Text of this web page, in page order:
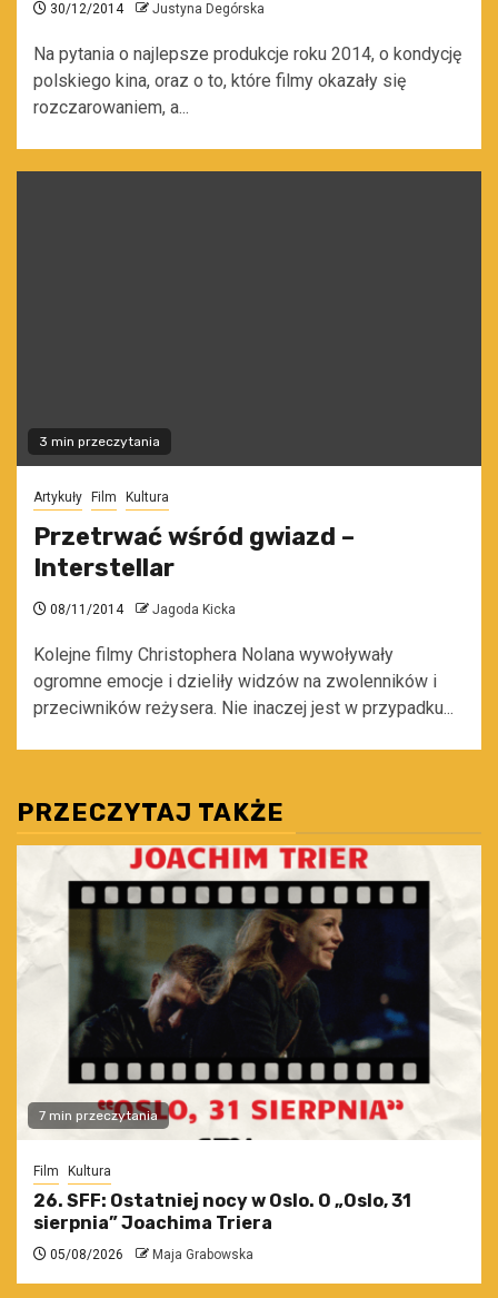
30/12/2014 Justyna Degórska
Na pytania o najlepsze produkcje roku 2014, o kondycję
polskiego kina, oraz o to, które filmy okazały się
rozczarowaniem, a...
3 min przeczytania
Artykuły Film Kultura
Przetrwać wśród gwiazd –
Interstellar
08/11/2014 Jagoda Kicka
Kolejne filmy Christophera Nolana wywoływały
ogromne emocje i dzieliły widzów na zwolenników i
przeciwników reżysera. Nie inaczej jest w przypadku...
PRZECZYTAJ TAKŻE
7 min przeczytania
Film Kultura
26. SFF: Ostatniej nocy w Oslo. O „Oslo, 31
sierpnia” Joachima Triera
05/08/2026 Maja Grabowska